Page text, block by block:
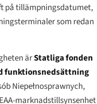
på tillämpningsdatumet,
som redan
ärStatliga fonden
funktionsnedsättning
Niepełnosprawnych,
marknadstillsynsenhet